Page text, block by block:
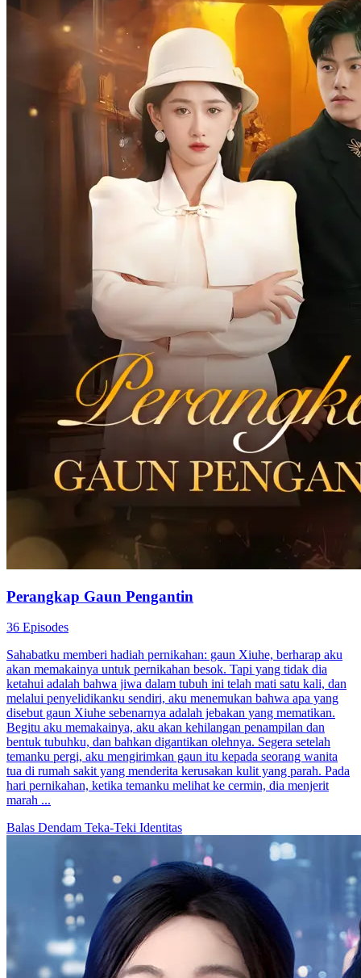
Perangkap Gaun Pengantin
36 Episodes
Sahabatku memberi hadiah pernikahan: gaun Xiuhe, berharap aku
akan memakainya untuk pernikahan besok. Tapi yang tidak dia
ketahui adalah bahwa jiwa dalam tubuh ini telah mati satu kali, dan
melalui penyelidikanku sendiri, aku menemukan bahwa apa yang
disebut gaun Xiuhe sebenarnya adalah jebakan yang mematikan.
Begitu aku memakainya, aku akan kehilangan penampilan dan
bentuk tubuhku, dan bahkan digantikan olehnya. Segera setelah
temanku pergi, aku mengirimkan gaun itu kepada seorang wanita
tua di rumah sakit yang menderita kerusakan kulit yang parah. Pada
hari pernikahan, ketika temanku melihat ke cermin, dia menjerit
marah ...
Balas Dendam Teka-Teki Identitas